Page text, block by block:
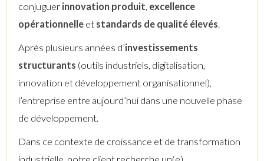
conjuguer innovation produit, excellence
opérationnelle et standards de qualité élevés.
Après plusieurs années d’investissements
structurants (outils industriels, digitalisation,
innovation et développement organisationnel),
l’entreprise entre aujourd’hui dans une nouvelle phase
de développement.
Dans ce contexte de croissance et de transformation